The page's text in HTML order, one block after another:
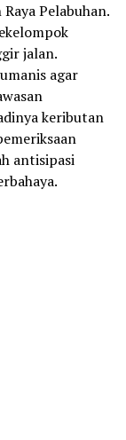
Pelabuhan.
jalan.
agar
keributan
antisipasi